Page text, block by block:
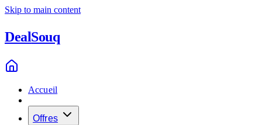
Skip to main content
DealSouq
Accueil
Offres